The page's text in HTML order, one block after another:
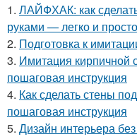
1. ЛАЙФХАК: как
руками — легко и просто
2. Подготовка к
3. Имитация кирпичной
пошаговая инструкция
4. Как сделать стены
пошаговая инструкция
5. Дизайн интерьера